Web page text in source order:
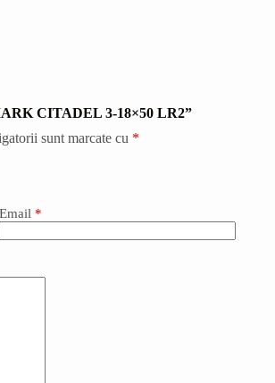
CITADEL 3-18×50 LR2”
sunt marcate cu *
Email *